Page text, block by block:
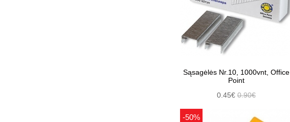
Sąsagėlės Nr.10, 1000vnt, Office
Point
0.45€ 0.90€
-50%